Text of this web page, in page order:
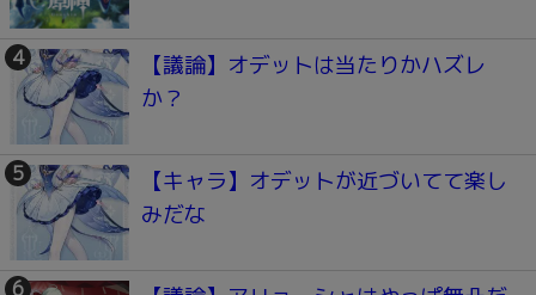
【議論】オデットは当たりかハズレ
か？
【キャラ】オデットが近づいてて楽し
みだな